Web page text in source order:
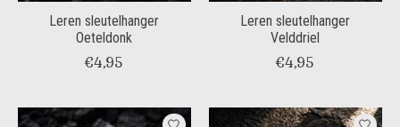
Leren sleutelhanger
Oeteldonk
€4,95
Leren sleutelhanger
Velddriel
€4,95